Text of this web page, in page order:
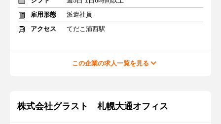
雇用形態
派遣社員
アクセス
てだこ浦西駅
この企業の求人一覧を見る
株式会社グラスト 札幌大通オフィス